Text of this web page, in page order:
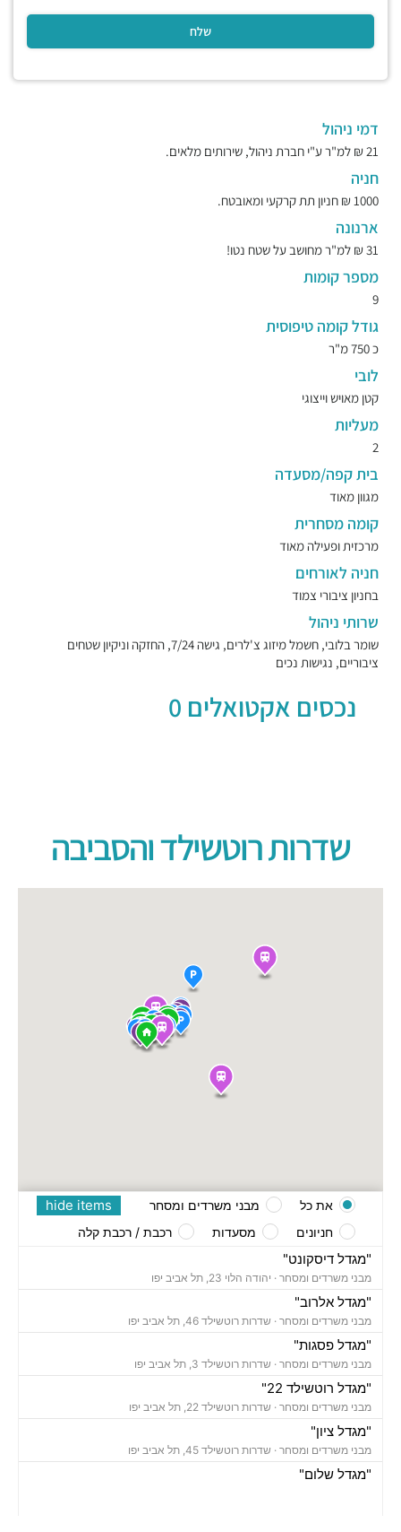
דמי ניהול
21 ₪ למ"ר ע"י חברת ניהול, שירותים מלאים.
חניה
1000 ₪ חניון תת קרקעי ומאובטח.
ארנונה
31 ₪ למ"ר מחושב על שטח נטו!
מספר קומות
9
גודל קומה טיפוסית
כ 750 מ"ר
לובי
קטן מאויש וייצוגי
מעליות
2
בית קפה/מסעדה
מגוון מאוד
קומה מסחרית
מרכזית ופעילה מאוד
חניה לאורחים
בחניון ציבורי צמוד
שרותי ניהול
שומר בלובי, חשמל מיזוג צ'לרים, גישה 7/24, החזקה וניקיון שטחים
ציבוריים, נגישות נכים
נכסים אקטואלים 0
שדרות רוטשילד והסביבה
"מגדל דיסקונט"
מבני משרדים ומסחר · יהודה הלוי 23, תל אביב יפו
"מגדל אלרוב"
מבני משרדים ומסחר · שדרות רוטשילד 46, תל אביב יפו
"מגדל פסגות"
מבני משרדים ומסחר · שדרות רוטשילד 3, תל אביב יפו
"מגדל רוטשילד 22"
מבני משרדים ומסחר · שדרות רוטשילד 22, תל אביב יפו
"מגדל ציון"
מבני משרדים ומסחר · שדרות רוטשילד 45, תל אביב יפו
"מגדל שלום"
hide items את כל
מבני משרדים ומסחר
חניונים
מסעדות רכבת / רכבת קלה